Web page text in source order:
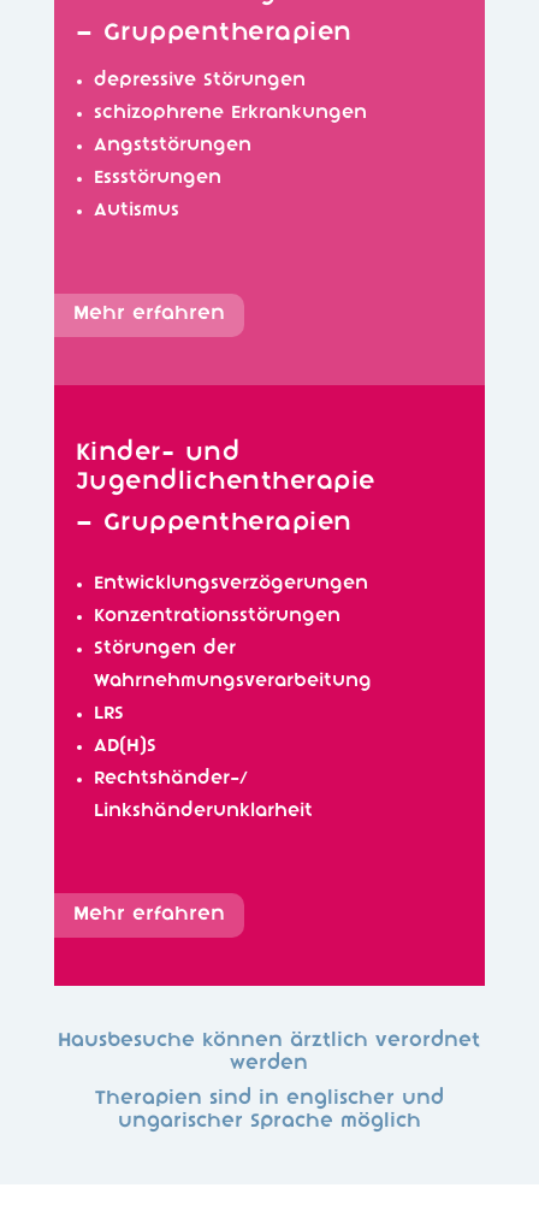
– Gruppentherapien
depressive Störungen
schizophrene Erkrankungen
Angststörungen
Essstörungen
Autismus
Mehr erfahren
Kinder- und
Jugendlichentherapie
– Gruppentherapien
Entwicklungsverzögerungen
Konzentrationsstörungen
Störungen der
Wahrnehmungsverarbeitung
LRS
AD(H)S
Rechtshänder-/
Linkshänderunklarheit
Mehr erfahren
Hausbesuche können ärztlich verordnet
werden
Therapien sind in englischer und
ungarischer Sprache möglich